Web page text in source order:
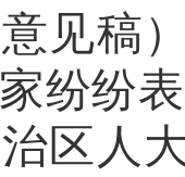
意见稿
纷纷
区人